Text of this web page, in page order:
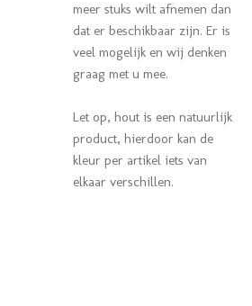
meer stuks wilt afnemen dan
dat er beschikbaar zijn. Er is
veel mogelijk en wij denken
graag met u mee.
Let op, hout is een natuurlijk
product, hierdoor kan de
kleur per artikel iets van
elkaar verschillen.